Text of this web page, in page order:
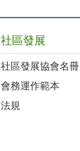
社區發展
社區發展協會名冊
會務運作範本
法規